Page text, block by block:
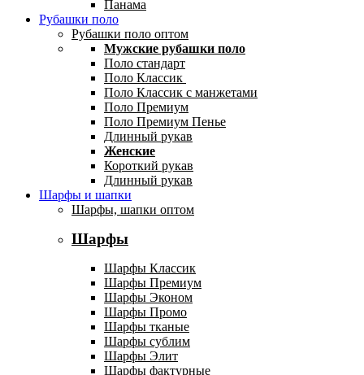
Панама
Рубашки поло
Рубашки поло оптом
Мужские рубашки поло
Поло стандарт
Поло Классик
Поло Классик с манжетами
Поло Премиум
Поло Премиум Пенье
Длинный рукав
Женские
Короткий рукав
Длинный рукав
Шарфы и шапки
Шарфы, шапки оптом
Шарфы
Шарфы Классик
Шарфы Премиум
Шарфы Эконом
Шарфы Промо
Шарфы тканые
Шарфы сублим
Шарфы Элит
Шарфы фактурные